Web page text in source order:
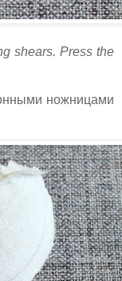
shears. Press the
ножницами